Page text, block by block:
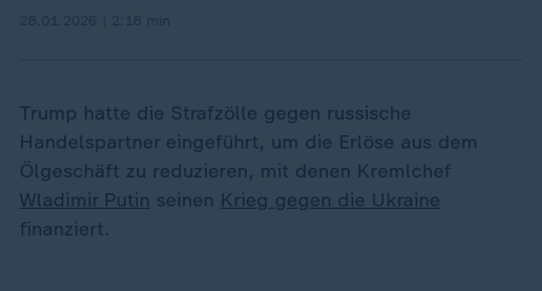
Trump hatte die Strafzölle gegen russische
Handelspartner eingeführt, um die Erlöse aus dem
Ölgeschäft zu reduzieren, mit denen Kremlchef
Wladimir Putin seinen Krieg gegen die Ukraine
finanziert.